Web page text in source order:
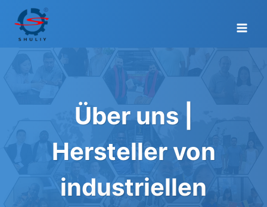
Inhalt
springen
Über uns |
Hersteller von
industriellen